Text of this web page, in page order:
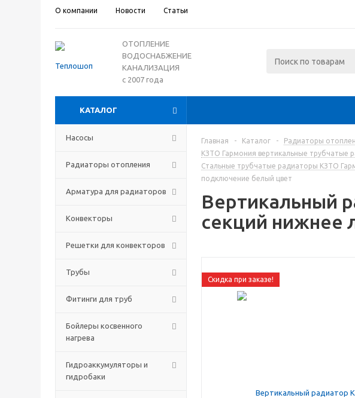
О компании Новости Статьи
ОТОПЛЕНИЕ
ВОДОСНАБЖЕНИЕ
КАНАЛИЗАЦИЯ
с 2007 года
КАТАЛОГ
Насосы
Радиаторы отопления
Арматура для радиаторов
Конвекторы
Решетки для конвекторов
Трубы
Фитинги для труб
Бойлеры косвенного
нагрева
Гидроаккумуляторы и
гидробаки
Главная - Каталог - Радиаторы
КЗТО Гармония вертикальные трубчатые
Стальные трубчатые радиаторы КЗТО
подключение белый цвет
Вертикальный
секций нижнее
Скидка при заказе!